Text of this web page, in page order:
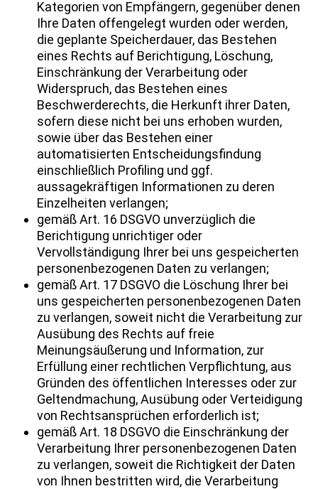
Kategorien von Empfängern, gegenüber denen
Ihre Daten offengelegt wurden oder werden,
die geplante Speicherdauer, das Bestehen
eines Rechts auf Berichtigung, Löschung,
Einschränkung der Verarbeitung oder
Widerspruch, das Bestehen eines
Beschwerderechts, die Herkunft ihrer Daten,
sofern diese nicht bei uns erhoben wurden,
sowie über das Bestehen einer
automatisierten Entscheidungsfindung
einschließlich Profiling und ggf.
aussagekräftigen Informationen zu deren
Einzelheiten verlangen;
gemäß Art. 16 DSGVO unverzüglich die
Berichtigung unrichtiger oder
Vervollständigung Ihrer bei uns gespeicherten
personenbezogenen Daten zu verlangen;
gemäß Art. 17 DSGVO die Löschung Ihrer bei
uns gespeicherten personenbezogenen Daten
zu verlangen, soweit nicht die Verarbeitung zur
Ausübung des Rechts auf freie
Meinungsäußerung und Information, zur
Erfüllung einer rechtlichen Verpflichtung, aus
Gründen des öffentlichen Interesses oder zur
Geltendmachung, Ausübung oder Verteidigung
von Rechtsansprüchen erforderlich ist;
gemäß Art. 18 DSGVO die Einschränkung der
Verarbeitung Ihrer personenbezogenen Daten
zu verlangen, soweit die Richtigkeit der Daten
von Ihnen bestritten wird, die Verarbeitung